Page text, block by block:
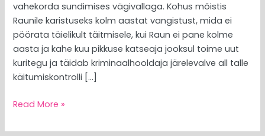
vahekorda sundimises vägivallaga. Kohus mõistis
Raunile karistuseks kolm aastat vangistust, mida ei
pöörata täielikult täitmisele, kui Raun ei pane kolme
aasta ja kahe kuu pikkuse katseaja jooksul toime uut
kuritegu ja täidab kriminaalhooldaja järelevalve all talle
käitumiskontrolli […]
Read More »